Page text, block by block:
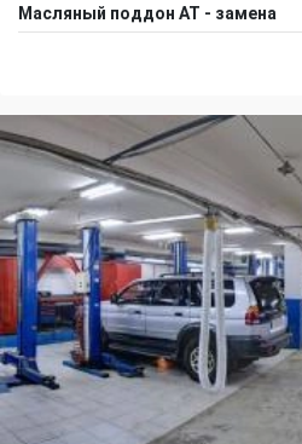
Масляный поддон АТ - замена